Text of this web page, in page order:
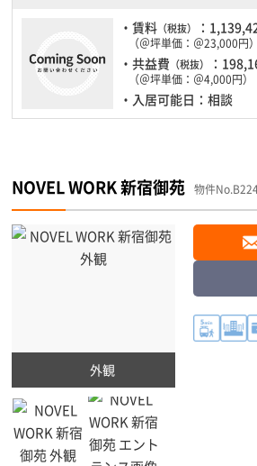
・賃料 （税抜） ：
（＠坪単価：＠23,000円）
・共益費 （税抜） ：
（＠坪単価：＠4,000円）
・入居可能日：相談
NOVEL WORK 新宿御苑 物件
外観